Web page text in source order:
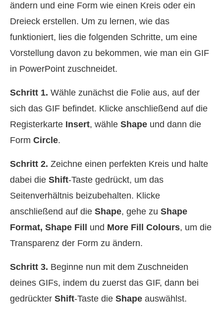
ändern und eine Form wie einen Kreis oder ein
Dreieck erstellen. Um zu lernen, wie das
funktioniert, lies die folgenden Schritte, um eine
Vorstellung davon zu bekommen, wie man ein GIF
in PowerPoint zuschneidet.
Schritt 1. Wähle zunächst die Folie aus, auf der
sich das GIF befindet. Klicke anschließend auf die
Registerkarte Insert, wähle Shape und dann die
Form Circle.
Schritt 2. Zeichne einen perfekten Kreis und halte
dabei die Shift-Taste gedrückt, um das
Seitenverhältnis beizubehalten. Klicke
anschließend auf die Shape, gehe zu Shape
Format, Shape Fill
und More Fill Colours, um die
Transparenz der Form zu ändern.
Schritt 3. Beginne nun mit dem Zuschneiden
deines GIFs, indem du zuerst das GIF, dann bei
gedrückter Shift-Taste die Shape auswählst.